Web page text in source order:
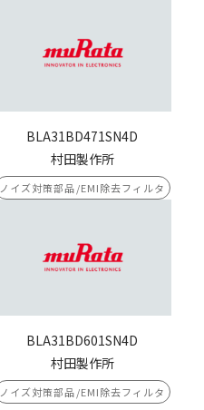
BLA31BD471SN4D
村田製作所
ノイズ対策部品/EMI除去フィルタ
BLA31BD601SN4D
村田製作所
ノイズ対策部品/EMI除去フィルタ